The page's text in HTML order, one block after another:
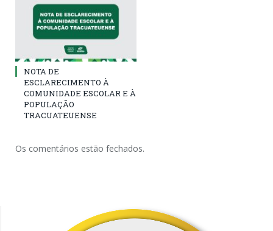
NOTA DE
ESCLARECIMENTO À
COMUNIDADE ESCOLAR E À
POPULAÇÃO
TRACUATEUENSE
Os comentários estão fechados.